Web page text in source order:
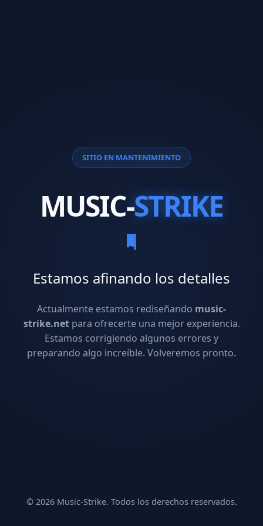
SITIO EN MANTENIMIENTO
MUSIC-STRIKE
Estamos afinando los detalles
Actualmente estamos rediseñando music-
strike.netpara ofrecerte una mejor experiencia.
Estamos corrigiendo algunos errores y
preparando algo increíble. Volveremos pronto.
© 2026 Music-Strike. Todos los derechos reservados.